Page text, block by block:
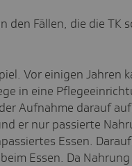
den Fällen, die die TK
Vor einigen Jahren
in eine
Aufnahme darauf
er nur passierte
Essen.
Essen. Da